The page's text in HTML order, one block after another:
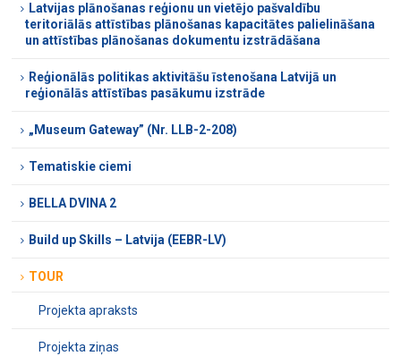
Latvijas plānošanas reģionu un vietējo pašvaldību
teritoriālās attīstības plānošanas kapacitātes palielināšana
un attīstības plānošanas dokumentu izstrādāšana
Reģionālās politikas aktivitāšu īstenošana Latvijā un
reģionālās attīstības pasākumu izstrāde
„Museum Gateway” (Nr. LLB-2-208)
Tematiskie ciemi
BELLA DVINA 2
Build up Skills – Latvija (EEBR-LV)
TOUR
Projekta apraksts
Projekta ziņas